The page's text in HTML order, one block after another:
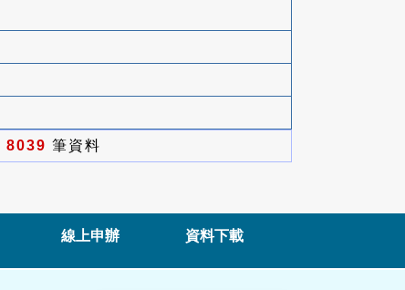
8039 筆資料
線上申辦 資料下載